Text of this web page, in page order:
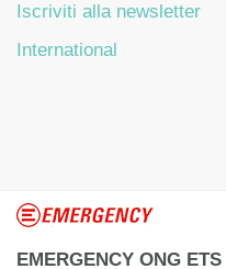
Iscriviti alla newsletter
International
EMERGENCY ONG ETS